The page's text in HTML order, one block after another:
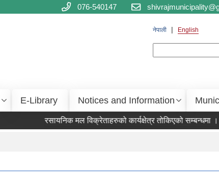
076-540147
नेपाली English
E-Library Notices and Information
रसायनिक मल विक्रेताहरुको कार्यक्षेत्र तोकिएको सम्बन्धमा ।